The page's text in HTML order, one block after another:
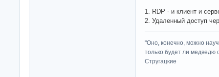
1. RDP - и клиент и
2. Удаленный доступ
"Оно, конечно, можно
только будет ли медведю
Стругацкие